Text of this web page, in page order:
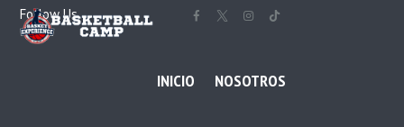
Follow Us
INICIO NOSOTROS